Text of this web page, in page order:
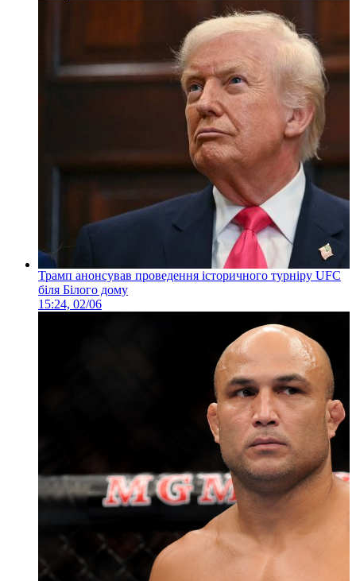
Трамп анонсував проведення історичного турніру UFC
біля Білого дому
15:24, 02/06